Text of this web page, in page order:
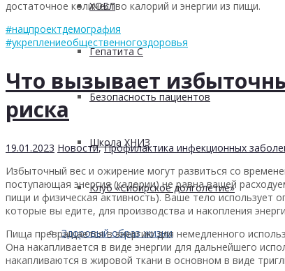
ХОБЛ
Гепатита С
Безопасность пациентов
Школа ХНИЗ
Клуб «Сибирское долголетие»
Здоровый образ жизни
достаточное количество калорий и энергии из пищи.
#нацпроектдемография
#укреплениеобщественногоздоровья
Что вызывает
риска
19.01.2023 Новости,Профилактика инфекционных
Избыточный вес и ожирение могут развиться со
поступающая энергия (калории) не равна вашей
пищи и физическая активность). Ваше тело использует
которые вы едите, для производства и накопления
Пища превращается в энергию для немедленного
Она накапливается в виде энергии для дальнейшего
накапливаются в жировой ткани в основном в виде